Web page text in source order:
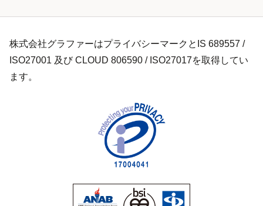
株式会社グラファーはプライバシーマークとIS 689557 /
ISO27001 及び CLOUD 806590 / ISO27017を取得してい
ます。